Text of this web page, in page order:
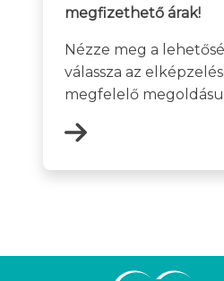
megfizethető árak!
Nézze meg a
válassza az
megfelelő